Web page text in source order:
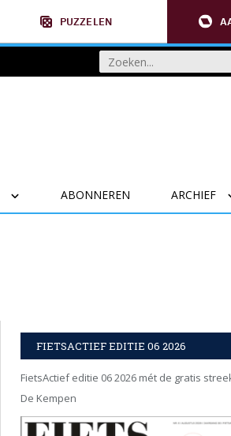
PUZZELEN
ABONNEREN ARCHIEF
FIETSACTIEF EDITIE 06 2026
FietsActief editie 06 2026 mét de gratis
De Kempen